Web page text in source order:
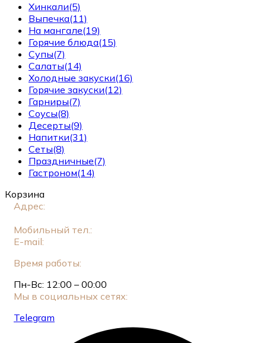
Хинкали(5)
Выпечка(11)
На мангале(19)
Горячие блюда(15)
Супы(7)
Салаты(14)
Холодные закуски(16)
Горячие закуски(12)
Гарниры(7)
Соусы(8)
Десерты(9)
Напитки(31)
Сеты(8)
Праздничные(7)
Гастроном(14)
Корзина
Адрес:
Мобильный тел.:
E-mail:
Время работы:
Пн-Вс: 12:00 – 00:00
Мы в социальных сетях:
Telegram